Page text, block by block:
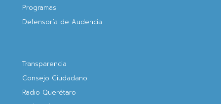
Programas
Defensoría de Audencia
Transparencia
Consejo Ciudadano
Radio Querétaro